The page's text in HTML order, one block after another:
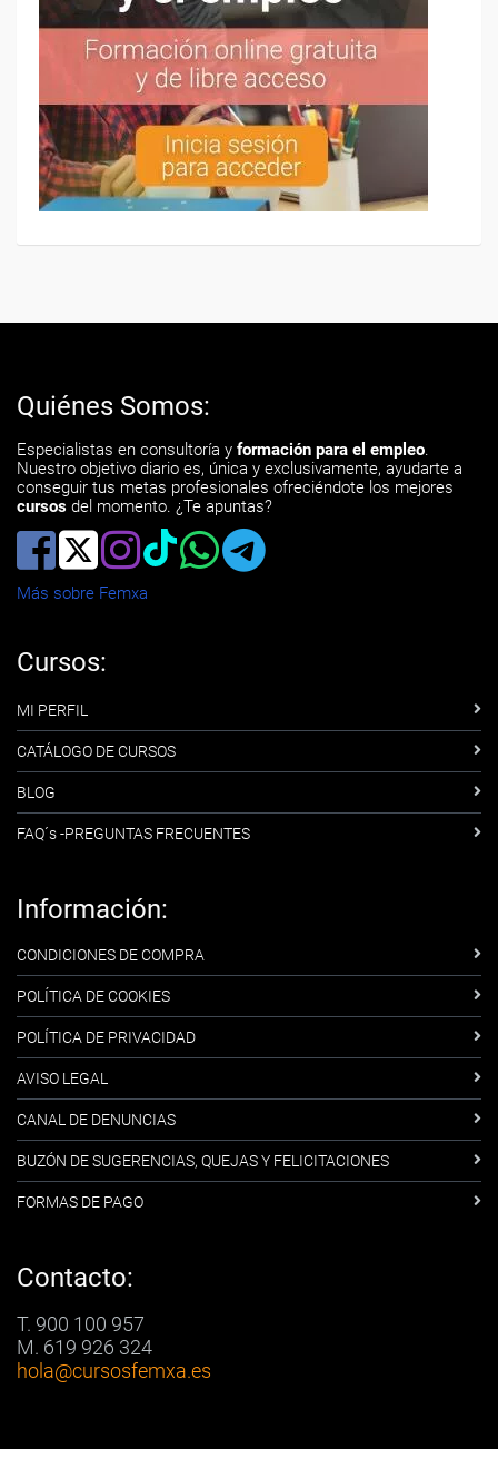
Quiénes Somos:
Especialistas en consultoría y formación para el empleo.
Nuestro objetivo diario es, única y exclusivamente, ayudarte a
conseguir tus metas profesionales ofreciéndote los mejores
cursos del momento. ¿Te apuntas?
Más sobre Femxa
Cursos:
MI PERFIL
CATÁLOGO DE CURSOS
BLOG
FAQ´s -PREGUNTAS FRECUENTES
Información:
CONDICIONES DE COMPRA
POLÍTICA DE COOKIES
POLÍTICA DE PRIVACIDAD
AVISO LEGAL
CANAL DE DENUNCIAS
BUZÓN DE SUGERENCIAS, QUEJAS Y FELICITACIONES
FORMAS DE PAGO
Contacto:
T. 900 100 957
M. 619 926 324
hola@cursosfemxa.es